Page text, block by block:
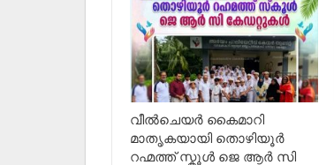
വീൽചെയർ കൈമാറി
മാതൃകയായി തൊഴിയൂർ
റഹ്മത്ത് സ്കൂൾ ജെ ആർ സി